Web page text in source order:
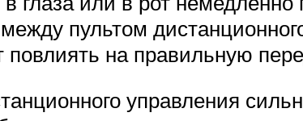
пультом
на правильную
управления